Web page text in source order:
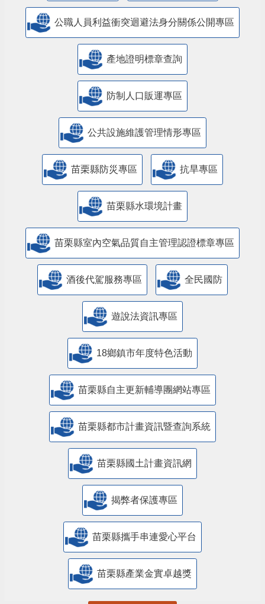
公職人員利益衝突迴避法身分關係公開專區
產地證明標章查詢
防制人口販運專區
​公共設施維護管理情形專區
苗栗縣防災專區 抗旱專區
苗栗縣水環境計畫
苗栗縣室內空氣品質自主管理認證標章專區
酒後代駕服務專區 全民國防
遊說法資訊專區
18鄉鎮市年度特色活動
苗栗縣自主更新輔導團網站專區
苗栗縣都市計畫資訊暨查詢系統
苗栗縣國土計畫資訊網
揭弊者保護專區
苗栗縣攜手串連愛心平台
苗栗縣產業金實卓越獎